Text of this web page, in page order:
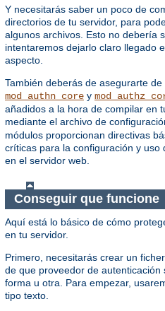
Y necesitarás saber un poco de
directorios de tu servidor, para
algunos archivos. Esto no debería
intentaremos dejarlo claro llegado
aspecto.
También deberás de asegurarte
mod_authn_core y
añadidos a la hora de compilar en
mediante el archivo de
módulos proporcionan directivas
críticas para la configuración y uso
en el servidor web.
Conseguir que funcione
Aquí está lo básico de cómo
en tu servidor.
Primero, necesitarás crear un
de que proveedor de
forma u otra. Para empezar,
tipo texto.